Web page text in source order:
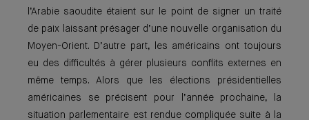
l’Arabie saoudite étaient sur le point de signer un traité
de paix laissant présager d’une nouvelle organisation du
Moyen-Orient. D’autre part, les américains ont toujours
eu des difficultés à gérer plusieurs conflits externes en
même temps. Alors que les élections présidentielles
américaines se précisent pour l’année prochaine, la
situation parlementaire est rendue compliquée suite à la